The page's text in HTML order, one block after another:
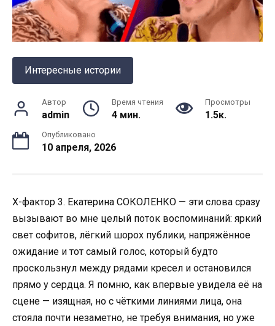
Интересные истории
Автор
admin
Время чтения
4 мин.
Просмотры
1.5к.
Опубликовано
10 апреля, 2026
Х-фактор 3. Екатерина СОКОЛЕНКО — эти слова сразу
вызывают во мне целый поток воспоминаний: яркий
свет софитов, лёгкий шорох публики, напряжённое
ожидание и тот самый голос, который будто
проскользнул между рядами кресел и остановился
прямо у сердца. Я помню, как впервые увиделa её на
сцене — изящная, но с чёткими линиями лица, она
стояла почти незаметно, не требуя внимания, но уже